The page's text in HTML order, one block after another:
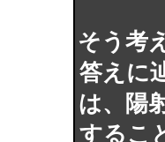
そう考
答えに
は、陽
するこ